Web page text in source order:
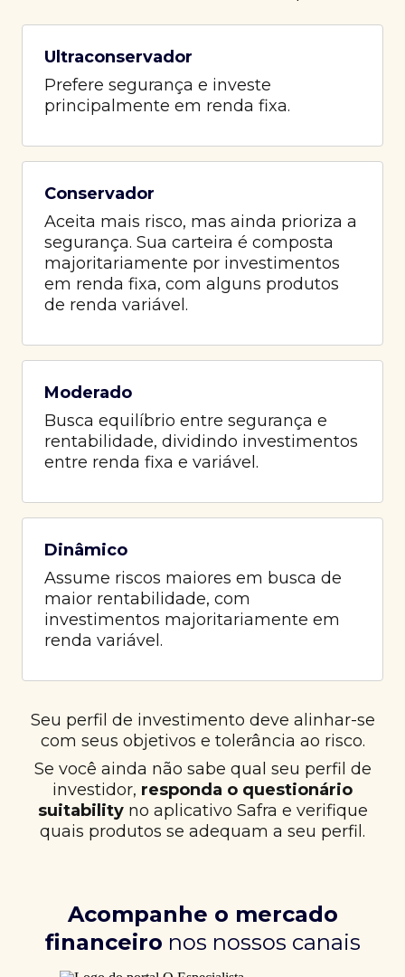
Ultraconservador
Prefere segurança e investe
principalmente em renda fixa.
Conservador
Aceita mais risco, mas ainda prioriza a
segurança. Sua carteira é composta
majoritariamente por investimentos
em renda fixa, com alguns produtos
de renda variável.
Moderado
Busca equilíbrio entre segurança e
rentabilidade, dividindo investimentos
entre renda fixa e variável.
Dinâmico
Assume riscos maiores em busca de
maior rentabilidade, com
investimentos majoritariamente em
renda variável.
Seu perfil de investimento deve alinhar-se
com seus objetivos e tolerância ao risco.
Se você ainda não sabe qual seu perfil de
investidor, responda o questionário
suitabilityno aplicativo Safra e verifique
quais produtos se adequam a seu perfil.
Acompanhe o mercado
financeiro nos nossos canais